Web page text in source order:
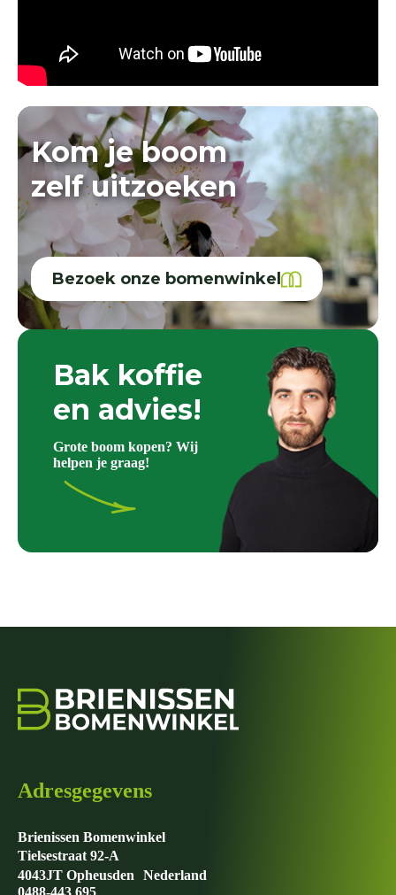
Kom je boom
zelf uitzoeken
Bezoek onze bomenwinkel
Bak koffie
en advies!
Grote boom kopen? Wij
helpen je graag!
Adresgegevens
Brienissen Bomenwinkel
Tielsestraat 92-A
4043JT Opheusden Nederland